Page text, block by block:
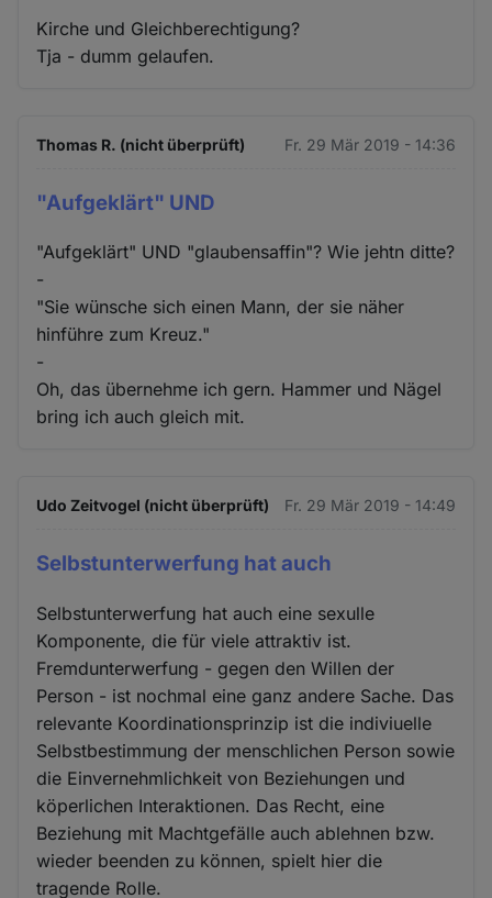
Kirche und Gleichberechtigung?
Tja - dumm gelaufen.
Thomas R. (nicht überprüft) Fr. 29 Mär 2019 - 14:36
"Aufgeklärt" UND
"Aufgeklärt" UND "glaubensaffin"? Wie jehtn ditte?
-
"Sie wünsche sich einen Mann, der sie näher
hinführe zum Kreuz."
-
Oh, das übernehme ich gern. Hammer und Nägel
bring ich auch gleich mit.
Udo Zeitvogel (nicht überprüft) Fr. 29 Mär 2019 - 14:49
Selbstunterwerfung hat auch
Selbstunterwerfung hat auch eine sexulle
Komponente, die für viele attraktiv ist.
Fremdunterwerfung - gegen den Willen der
Person - ist nochmal eine ganz andere Sache. Das
relevante Koordinationsprinzip ist die indiviuelle
Selbstbestimmung der menschlichen Person sowie
die Einvernehmlichkeit von Beziehungen und
köperlichen Interaktionen. Das Recht, eine
Beziehung mit Machtgefälle auch ablehnen bzw.
wieder beenden zu können, spielt hier die
tragende Rolle.